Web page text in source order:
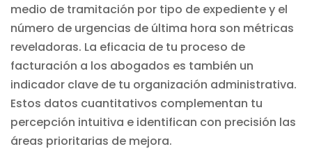
medio de tramitación por tipo de expediente y el
número de urgencias de última hora son métricas
reveladoras. La eficacia de tu proceso de
facturación a los abogados es también un
indicador clave de tu organización administrativa.
Estos datos cuantitativos complementan tu
percepción intuitiva e identifican con precisión las
áreas prioritarias de mejora.